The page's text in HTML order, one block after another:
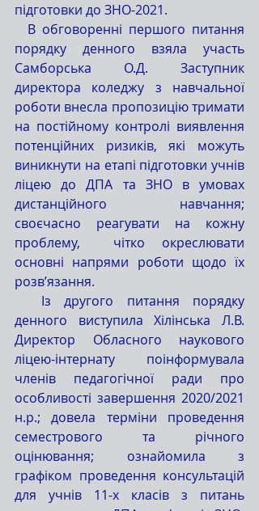
підготовки до ЗНО-2021.
порядку денного взяла участь
Самборська О.Д. Заступник
директора коледжу з навчальної
роботи внесла пропозицію тримати
на постійному контролі виявлення
потенційних ризиків, які можуть
виникнути на етапі підготовки учнів
ліцею до ДПА та ЗНО в умовах
дистанційного навчання;
своєчасно реагувати на кожну
проблему,  чітко окреслювати
основні напрями роботи щодо їх
розв’язання.
денного виступила Хілінська Л.В.
Директор Обласного наукового
ліцею-інтернату поінформувала
членів педагогічної ради про
особливості завершення 2020/2021
н.р.; довела терміни проведення
семестрового та річного
оцінювання; ознайомила з
графіком проведення консультацій
для учнів 11-х класів з питань